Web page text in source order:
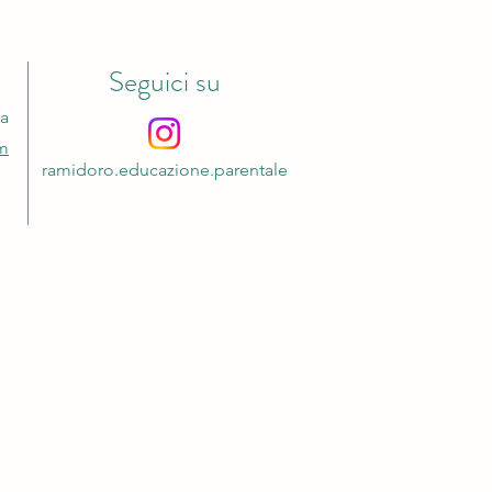
sono importanti le fiabe?
Seguici su
ramidoro.educazione.parentale